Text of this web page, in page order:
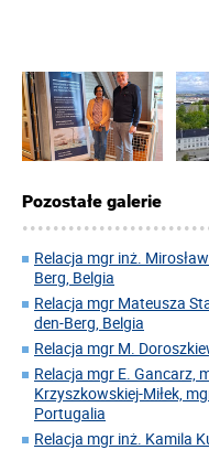
Pozostałe galerie
Relacja mgr inż.
Berg, Belgia
Relacja mgr Mateusza
den-Berg, Belgia
Relacja mgr M.
Relacja mgr E. Gancarz,
Krzyszkowskiej-Miłek,
Portugalia
Relacja mgr inż. Kamila